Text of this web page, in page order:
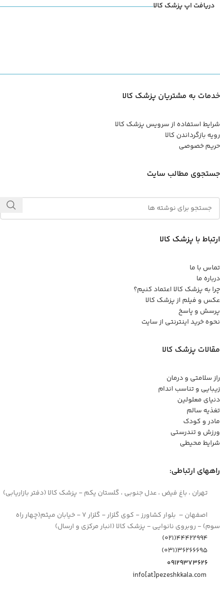
دریافت اپ پزشک کالا
خدمات به مشتریان پزشک کالا
شرایط استفاده از سرویس پزشک کالا
رویه بازگرداندن کالا
حریم خصوصی
جستجوی مطالب سایت
ارتباط با پزشک کالا
تماس با ما
درباره ما
چرا به پزشک کالا اعتماد کنیم؟
عکس و فیلم از پزشک کالا
پرسش و پاسخ
نحوه خرید اینترنتی از سایت
مقالات پزشک کالا
راز سلامتی و درمان
زیبایی و تناسب اندام
دنیای معلولین
تغذیه سالم
مادر و کودک
ورزش و تندرستی
شرایط محیطی
راههای ارتباطی:
تهران ، باغ فیض ، عدل جنوبی ، گلستان یکم - پزشک کالا (دفتر بازاریابی)
اصفهان – بلوار کشاورز - کوی گلزار - گلزار 7 - خیابان میثم(چهار راه
سوم) - روبروی نانوایی - پزشک کالا (انبار مرکزی و ارسال)
44422994(021)
۳۶۲۶۶۶۹۵(۰۳۱)
۰۹۱۲۹۳۷۳۶۲۶
info[at]pezeshkkala.com